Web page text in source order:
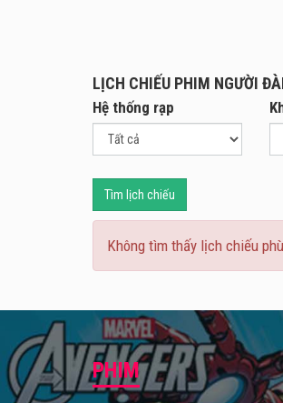
LỊCH CHIẾU PHIM NGƯỜI
Hệ thống rạp
Tìm lịch chiếu
Không tìm thấy lịch chiếu
PHIM